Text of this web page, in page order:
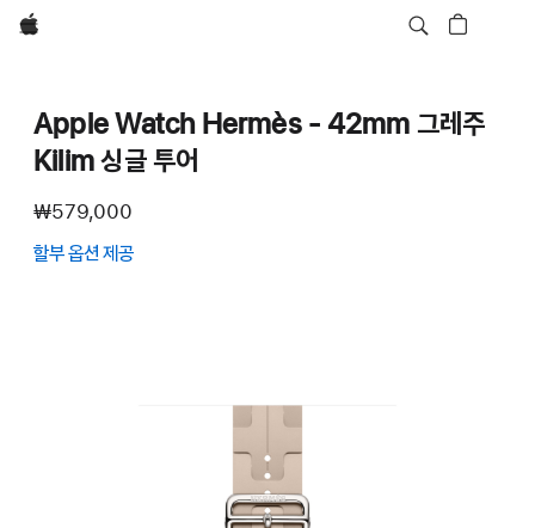
Apple
Apple Watch Hermès - 42mm 그레주
Kilim 싱글 투어
₩579,000
할부 옵션 제공